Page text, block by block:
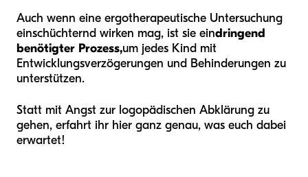
Auch wenn eine ergotherapeutische Untersuchung
einschüchternd wirken mag, ist sie eindringend
benötigter Prozess,um jedes Kind mit
Entwicklungsverzögerungen und Behinderungen zu
unterstützen.
Statt mit Angst zur logopädischen Abklärung zu
gehen, erfahrt ihr hier ganz genau, was euch dabei
erwartet!